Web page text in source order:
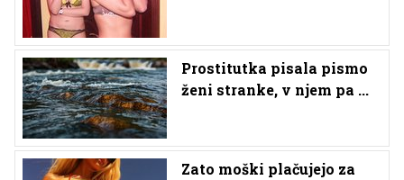
Prostitutka pisala pismo
ženi stranke, v njem pa ...
Zato moški plačujejo za